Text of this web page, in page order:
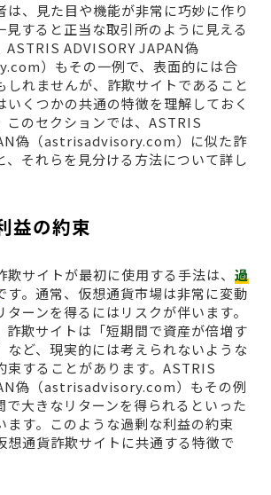
は、見た目や機能が非常に巧妙に作り
見すると正当な取引所のように見える
ASTRIS ADVISORY JAPAN偽
）もその一例で、表面的には合
しれませんが、詐欺サイトであること
いくつかの共通の特徴を理解しておく
このセクションでは、ASTRIS
偽（astrisadvisory.com）に似た詐
、それらを見分ける方法について詳し
益の約束
サイトが最初に使用する手法は、 過
す。通常、仮想通貨市場は非常に変動
ーンを得るにはリスクが伴います。
詐欺サイトは「短期間で資産が倍増す
など、現実的には考えられないような
束することがあります。ASTRIS
偽（astrisadvisory.com）もその例
で大きなリターンを得られるといった
ます。このような過剰な利益の約束
想通貨詐欺サイトに共通する特徴で